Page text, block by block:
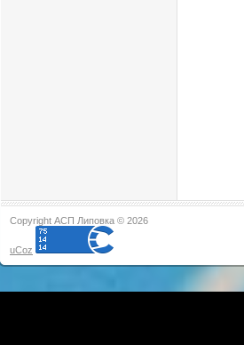
Copyright АСП Липовка © 2026
uCoz